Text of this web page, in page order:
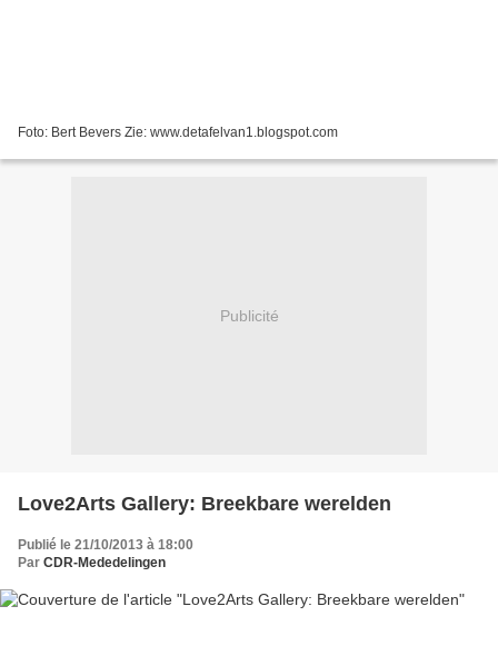
Foto: Bert Bevers Zie: www.detafelvan1.blogspot.com
Publicité
Love2Arts Gallery: Breekbare werelden
Publié le 21/10/2013 à 18:00
Par CDR-Mededelingen